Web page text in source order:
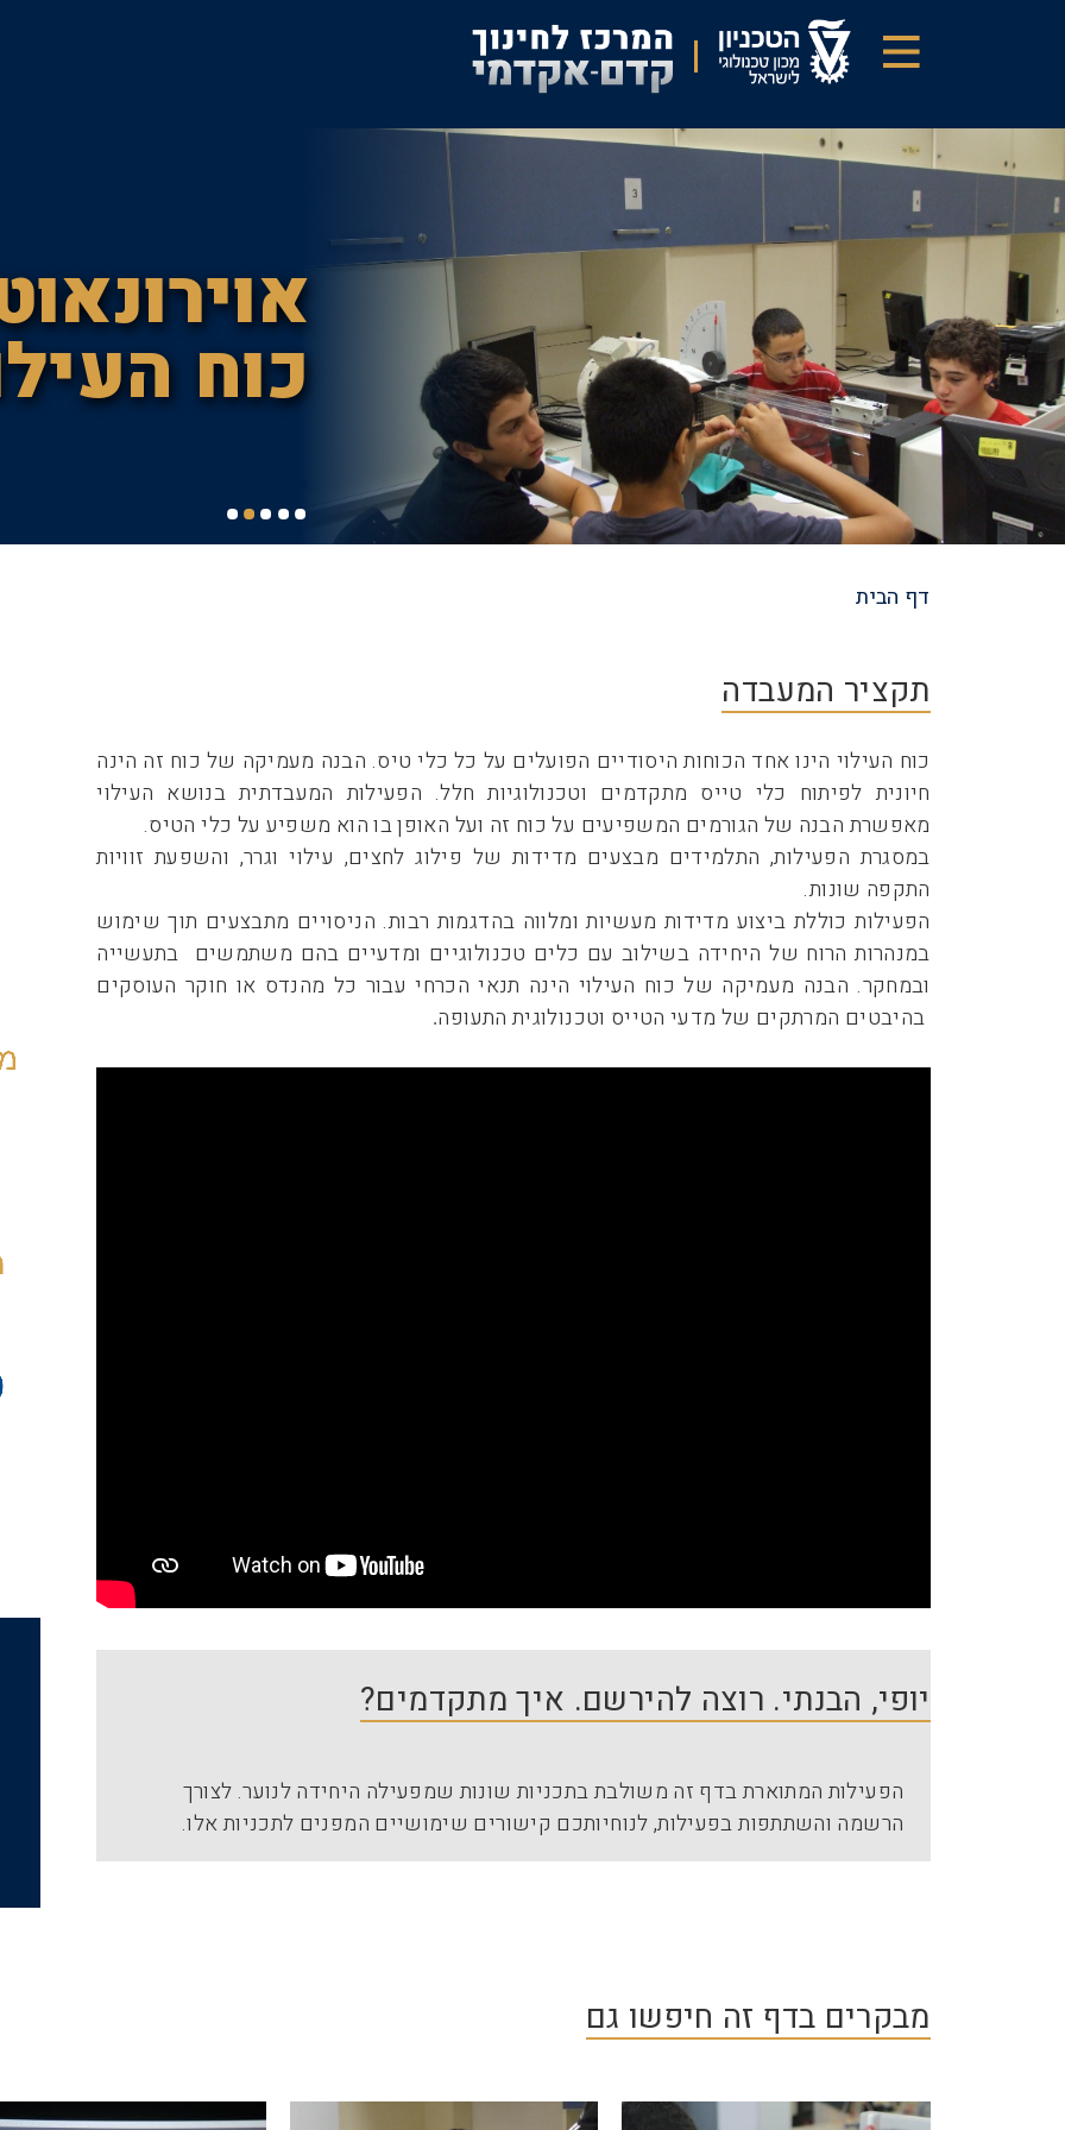
אוירונאוטיקה
כוח
העילוי
כוח
ניווט
דף הבית
תקציר המעבדה
כוח העילוי הינו אחד הכוחות היסודיים הפועלים על כל כלי טיס. הבנה מעמיקה של כוח זה הינה
חיונית לפיתוח כלי טייס מתקדמים וטכנולוגיות חלל. הפעילות המעבדתית בנושא העילוי
מאפשרת הבנה של הגורמים המשפיעים על כוח זה ועל האופן בו הוא משפיע על כלי הטיס.
במסגרת הפעילות, התלמידים מבצעים מדידות של פילוג לחצים, עילוי וגרר, והשפעת זוויות
התקפה שונות.
הפעילות כוללת ביצוע מדידות מעשיות ומלווה בהדגמות רבות. הניסויים מתבצעים תוך שימוש
במנהרות הרוח של היחידה בשילוב עם כלים טכנולוגיים ומדעיים בהם משתמשים בתעשייה
ובמחקר. הבנה מעמיקה של כוח העילוי הינה תנאי הכרחי עבור כל מהנדס או חוקר העוסקים
בהיבטים המרתקים של מדעי הטייס וטכנולוגית התעופה.
יופי, הבנתי. רוצה להירשם. איך מתקדמים?
הפעילות המתוארת בדף זה משולבת בתכניות שונות שמפעילה היחידה לנוער. לצורך
הרשמה והשתתפות בפעילות, לנוחיותכם קישורים שימושיים המפנים לתכניות אלו.
מבקרים בדף זה חיפשו גם